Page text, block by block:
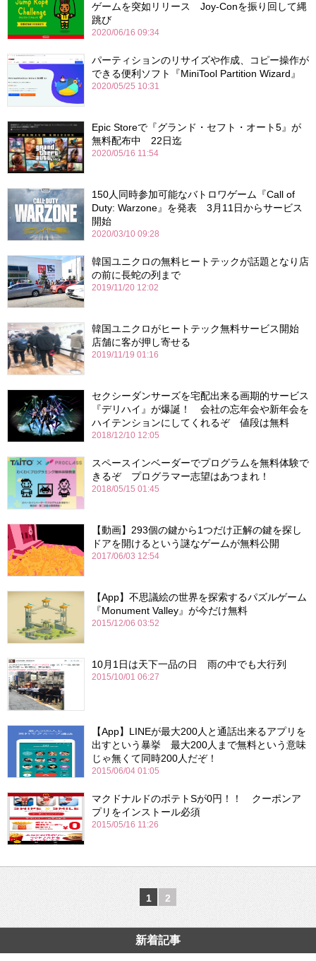
ゲームを突如リリース Joy-Conを振り回して縄
跳び
2020/06/16 09:34
パーティションのリサイズや作成、コピー操作が
できる便利ソフト『MiniTool Partition Wizard』
2020/05/25 10:31
Epic Storeで『グランド・セフト・オート5』が
無料配布中 22日迄
2020/05/16 11:54
150人同時参加可能なバトロワゲーム『Call of
Duty: Warzone』を発表 3月11日からサービス
開始
2020/03/10 09:28
韓国ユニクロの無料ヒートテックが話題となり店
の前に長蛇の列まで
2019/11/20 12:02
韓国ユニクロがヒートテック無料サービス開始
店舗に客が押し寄せる
2019/11/19 01:16
セクシーダンサーズを宅配出来る画期的サービス
『デリハイ』が爆誕！ 会社の忘年会や新年会を
ハイテンションにしてくれるぞ 値段は無料
2018/12/10 12:05
スペースインベーダーでプログラムを無料体験で
きるぞ プログラマー志望はあつまれ！
2018/05/15 01:45
【動画】293個の鍵から1つだけ正解の鍵を探し
ドアを開けるという謎なゲームが無料公開
2017/06/03 12:54
【App】不思議絵の世界を探索するパズルゲーム
『Monument Valley』が今だけ無料
2015/12/06 03:52
10月1日は天下一品の日 雨の中でも大行列
2015/10/01 06:27
【App】LINEが最大200人と通話出来るアプリを
出すという暴挙 最大200人まで無料という意味
じゃ無くて同時200人だぞ！
2015/06/04 01:05
マクドナルドのポテトSが0円！！ クーポンア
プリをインストール必須
2015/05/16 11:26
1 2
新着記事